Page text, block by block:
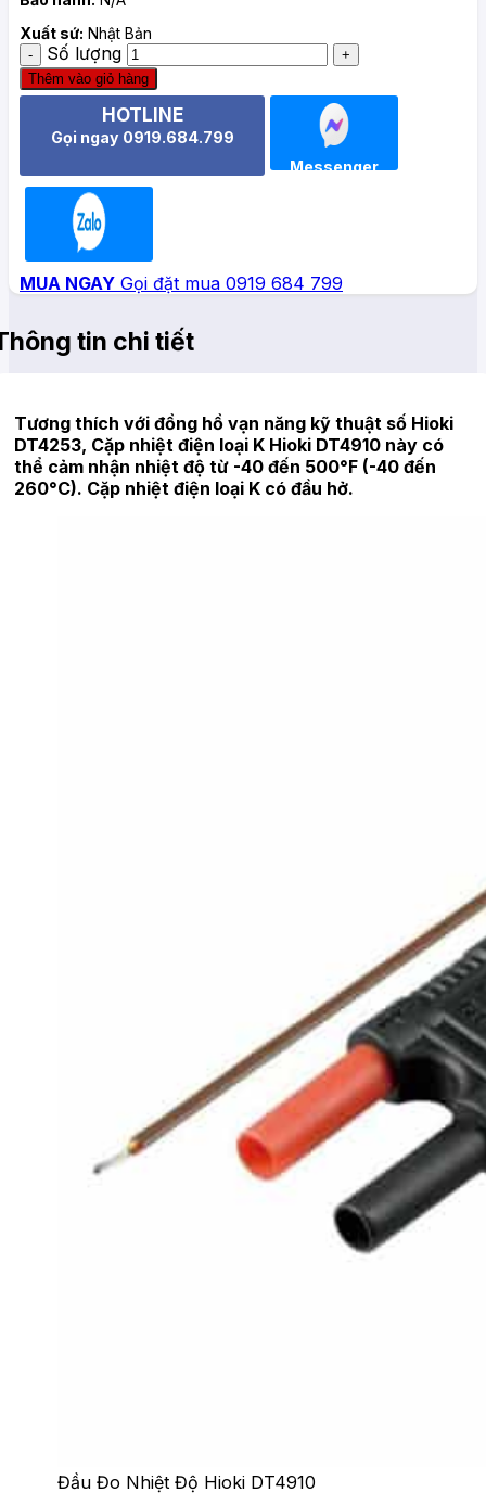
Xuất sứ: Nhật Bản
Số lượng
Thêm vào giỏ hàng
HOTLINE
Gọi ngay 0919.684.799
Messenger
MUA NGAY Gọi đặt mua 0919 684 799
tin chi tiết
Tương thích với đồng hồ vạn năng kỹ thuật số Hioki
DT4253, Cặp nhiệt điện loại K Hioki DT4910 này có
thể cảm nhận nhiệt độ từ -40 đến 500°F (-40 đến
260°C). Cặp nhiệt điện loại K có đầu hở.
Đầu Đo Nhiệt Độ Hioki DT4910